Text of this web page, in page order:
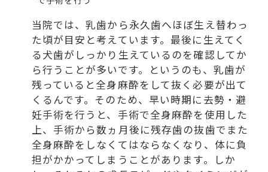
当院では、乳歯から永久歯へほぼ生え替わっ
た頃が目安と考えています。最後に生えてく
る犬歯がしっかり生えているのを確認してか
ら行うことが多いです。というのも、乳歯が
残っていると全身麻酔をして抜く必要が出て
くるんです。そのため、早い時期に去勢・避
妊手術を行うと、手術で全身麻酔を使用した
上、手術から数ヵ月後に残存歯の抜歯でまた
全身麻酔をしなくてはならなくなり、体に負
担がかかってしまうことがあります。しか